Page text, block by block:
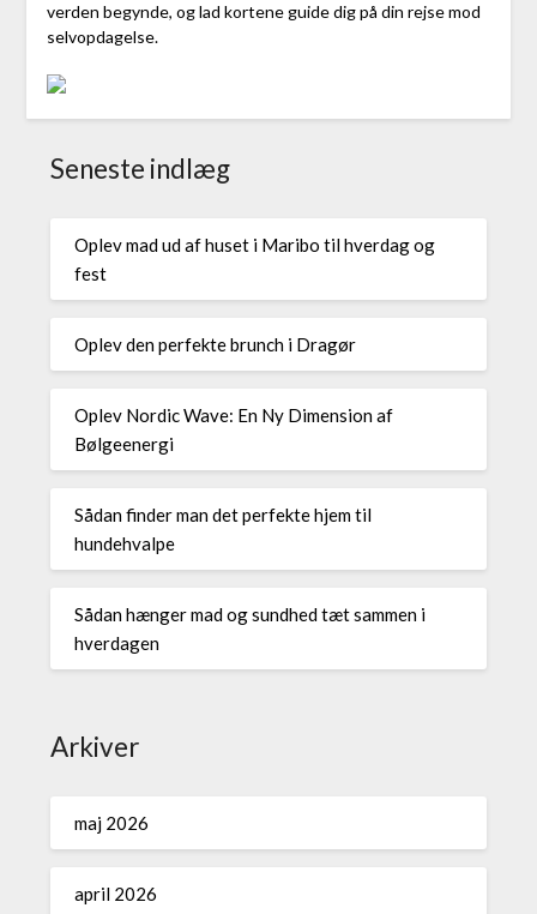
verden begynde, og lad kortene guide dig på din rejse mod
selvopdagelse.
Seneste indlæg
Oplev mad ud af huset i Maribo til hverdag og
fest
Oplev den perfekte brunch i Dragør
Oplev Nordic Wave: En Ny Dimension af
Bølgeenergi
Sådan finder man det perfekte hjem til
hundehvalpe
Sådan hænger mad og sundhed tæt sammen i
hverdagen
Arkiver
maj 2026
april 2026